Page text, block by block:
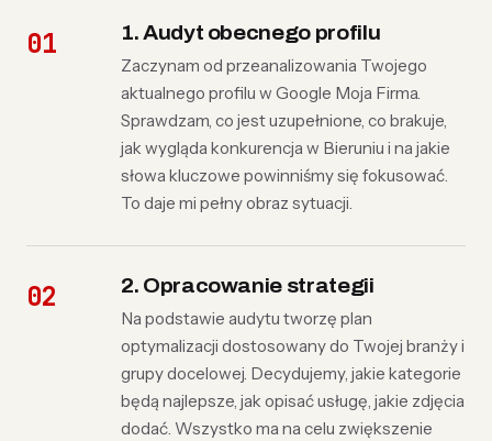
1. Audyt obecnego profilu
Zaczynam od przeanalizowania Twojego
aktualnego profilu w Google Moja Firma.
Sprawdzam, co jest uzupełnione, co brakuje,
jak wygląda konkurencja w Bieruniu i na jakie
słowa kluczowe powinniśmy się fokusować.
To daje mi pełny obraz sytuacji.
2. Opracowanie strategii
Na podstawie audytu tworzę plan
optymalizacji dostosowany do Twojej branży i
grupy docelowej. Decydujemy, jakie kategorie
będą najlepsze, jak opisać usługę, jakie zdjęcia
dodać. Wszystko ma na celu zwiększenie